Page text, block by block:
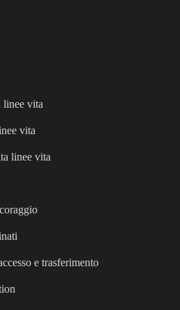
linee vita
vita
linee vita
e trasferimento